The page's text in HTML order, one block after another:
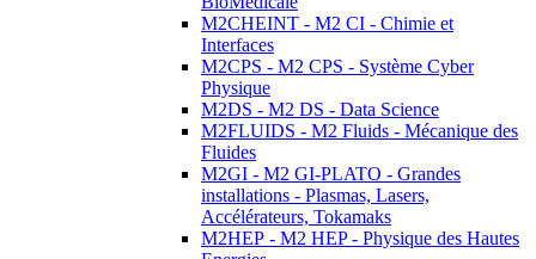
M2CHEINT - M2 CI - Chimie et
Interfaces
M2CPS - M2 CPS - Système Cyber
Physique
M2DS - M2 DS - Data Science
M2FLUIDS - M2 Fluids - Mécanique des
Fluides
M2GI - M2 GI-PLATO - Grandes
installations - Plasmas, Lasers,
Accélérateurs, Tokamaks
M2HEP - M2 HEP - Physique des Hautes